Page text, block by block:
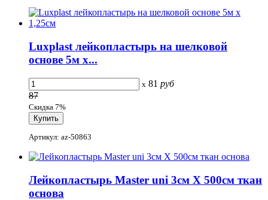
Luxplast лейкопластырь на шелковой
основе 5м х...
x 81 руб
87
Скидка 7%
Артикул: az-50863
Лейкопластырь Master uni 3см Х 500см ткан
основа